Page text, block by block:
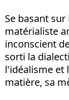
Se basant
matérialiste
inconscient
sorti la
l'idéalisme et
matière, sa